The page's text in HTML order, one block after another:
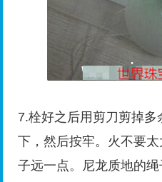
7.栓好之后用剪刀剪掉
下，然后按牢。火不要
子远一点。尼龙质地的